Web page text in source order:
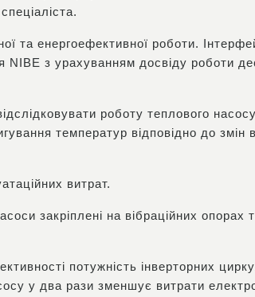
та енергоефективної роботи.
з урахуванням досвіду роботи
роботу теплового
температур відповідно до
витрат.
закріплені на вібраційних
потужність інверторних
у два рази зменшує витрати